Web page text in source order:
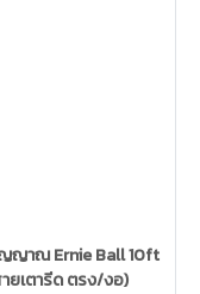
ญาณ Ernie Ball 10ft
ยเตารีด ตรง/งอ)